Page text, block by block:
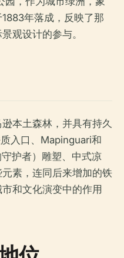
年落成，反映了那
观设计的参与。
本土森林，并具有持久
入口、Mapinguari和
护者）雕塑、中式凉
素，连同后来增加的铁
和文化演变中的作用